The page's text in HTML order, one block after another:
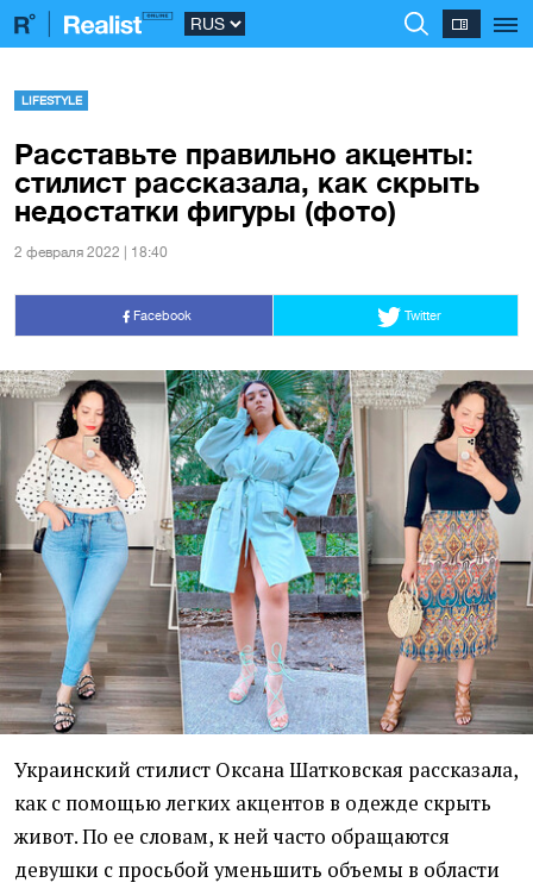
LIFESTYLE
Расставьте правильно акценты:
стилист рассказала, как скрыть
недостатки фигуры (фото)
2 февраля 2022 | 18:40
Facebook Twitter
Украинский стилист Оксана Шатковская рассказала,
как с помощью легких акцентов в одежде скрыть
живот. По ее словам, к ней часто обращаются
девушки с просьбой уменьшить объемы в области